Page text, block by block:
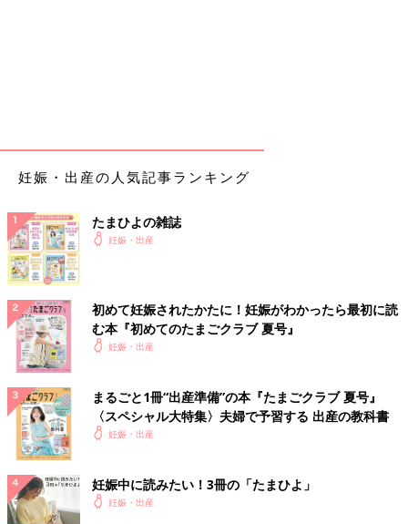
妊娠・出産の人気記事ランキング
たまひよの雑誌
妊娠・出産
初めて妊娠されたかたに！妊娠がわかったら最初に読
む本『初めてのたまごクラブ 夏号』
妊娠・出産
まるごと1冊“出産準備”の本『たまごクラブ 夏号』
〈スペシャル大特集〉夫婦で予習する 出産の教科書
妊娠・出産
妊娠中に読みたい！3冊の「たまひよ」
妊娠・出産